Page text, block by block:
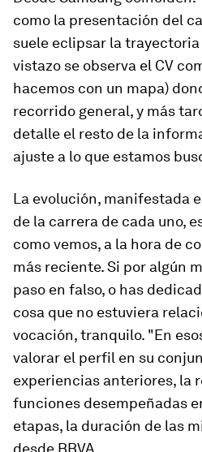
como la presentación del
suele eclipsar la
vistazo se observa el CV
hacemos con un mapa)
recorrido general, y más
detalle el resto de la
ajuste a lo que estamos
La evolución, manifestada
de la carrera de cada uno,
como vemos, a la hora de
más reciente. Si por algún
paso en falso, o has
cosa que no estuviera
vocación, tranquilo. "En
valorar el perfil en su
experiencias anteriores, la
funciones desempeñadas
etapas, la duración de las
desde BBVA.